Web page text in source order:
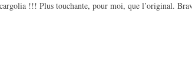
!!! Plus touchante, pour moi, que l’original.